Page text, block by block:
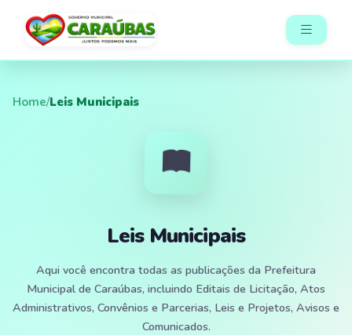
Home/Leis Municipais
Leis Municipais
Aqui você encontra todas as publicações da Prefeitura
Municipal de Caraúbas, incluindo Editais de Licitação, Atos
Administrativos, Convênios e Parcerias, Leis e Projetos, Avisos e
Comunicados.